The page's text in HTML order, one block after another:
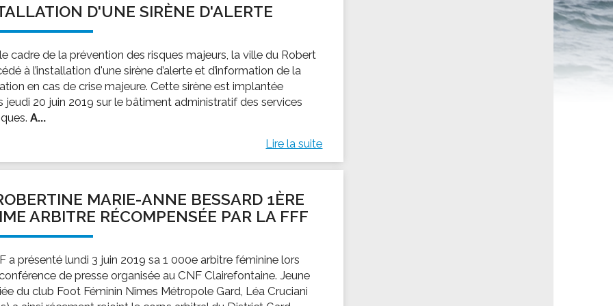
EMPLOI
Offres d'emploi
SOCIAL-SOLIDARITÉ
Les aides sociales
Logement
Bornes de collecte de l'ACISE
locale
et le lycée
local des jeunes
scolaire
maternelles et primaire
famille
maternelles
LE SERVICE CULTURELGuide des activités sportives
D'UNE SIRÈNE D'ALERTE
cadre de la prévention des risques majeurs, la ville du Robert
à l’installation d'une sirène d’alerte et d’information de la
en cas de crise majeure. Cette sirène est implantée
jeudi 20 juin 2019 sur le bâtiment administratif des services
A...
Lire la suite
MARIE-ANNE BESSARD 1ÈRE
ARBITRE RÉCOMPENSÉE PAR LA FFF
a présenté lundi 3 juin 2019 sa 1 000e arbitre féminine lors
conférence de presse organisée au CNF Clairefontaine. Jeune
du club Foot Féminin Nîmes Métropole Gard, Léa Cruciani